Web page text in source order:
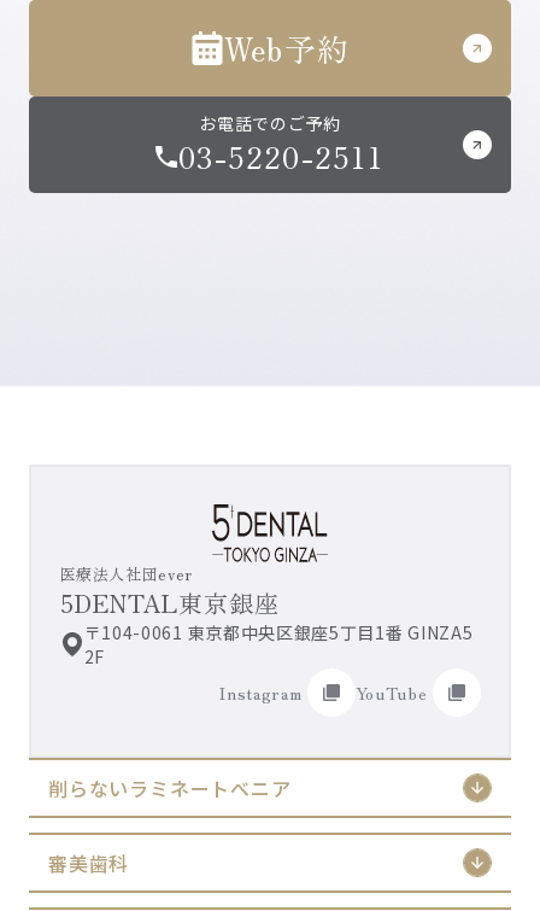
Web予約
お電話でのご予約
03-5220-2511
医療法人社団ever
5DENTAL東京銀座
〒104-0061 東京都中央区銀座5丁目1番 GINZA5
2F
Instagram
YouTube
削らないラミネートべニア
審美歯科